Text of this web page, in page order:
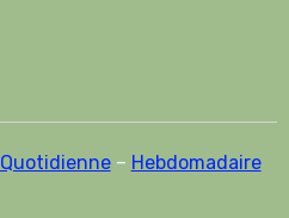
Quotidienne– Hebdomadaire